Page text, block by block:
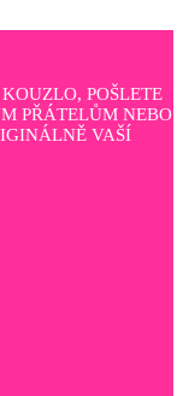
POŠLETE
PŘÁTELŮM NEBO
VAŠÍ